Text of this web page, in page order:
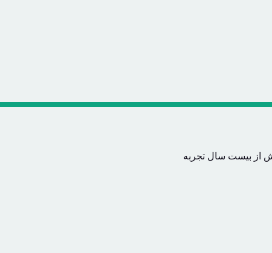
از بیست سال تجربه